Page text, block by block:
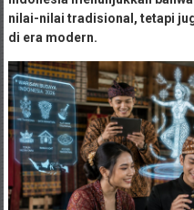
nilai-nilai tradisional, tetapi
di era modern.